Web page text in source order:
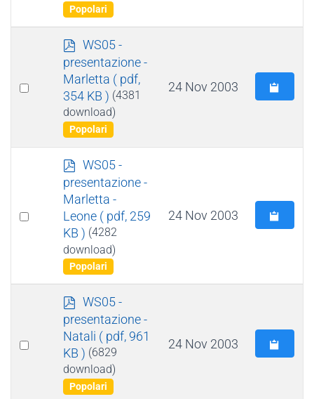
Popolari
Select
p
d
f
WS05 -
presentazione -
Marletta ( pdf,
354 KB ) (4381
download)
Popolari
24 Nov 2003
Select
p
d
f
WS05 -
presentazione -
Marletta -
Leone ( pdf, 259
KB ) (4282
download)
Popolari
24 Nov 2003
Select
p
d
f
WS05 -
presentazione -
Natali ( pdf, 961
KB ) (6829
download)
Popolari
24 Nov 2003